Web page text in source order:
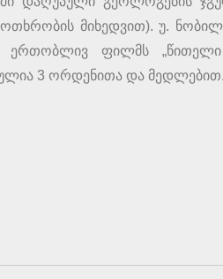
მიხედვით). უ.
ერთობლივ ფილმს
3 ორდენითა და